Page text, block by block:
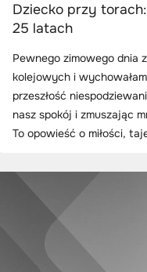
Dziecko przy
25 latach
Pewnego zimowego dnia
kolejowych i
przeszłość
nasz spokój i zmuszając
To opowieść o miłości,